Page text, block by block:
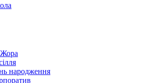
народження